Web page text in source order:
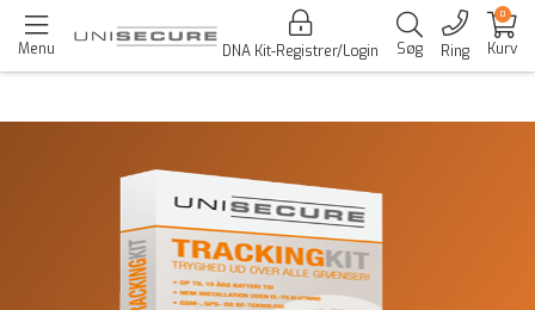
Menu DNA Kit-Registrer/Login Søg Ring Kurv
0